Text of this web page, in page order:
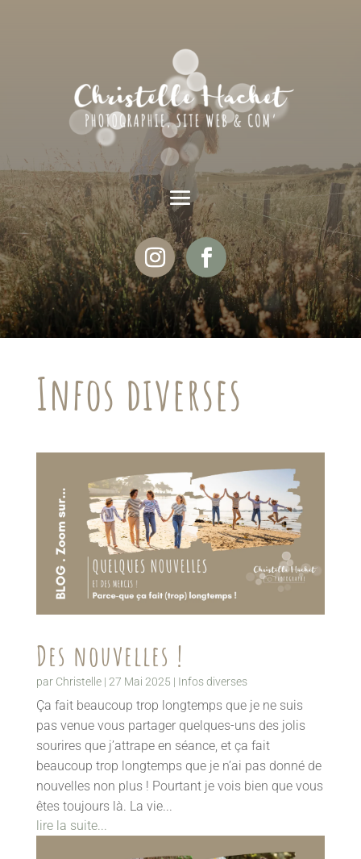
Infos diverses
Des nouvelles !
par Christelle| 27 Mai 2025 | Infos diverses
Ça fait beaucoup trop longtemps que je ne suis
pas venue vous partager quelques-uns des jolis
sourires que j’attrape en séance, et ça fait
beaucoup trop longtemps que je n’ai pas donné de
nouvelles non plus ! Pourtant je vois bien que vous
êtes toujours là. La vie...
lire la suite...